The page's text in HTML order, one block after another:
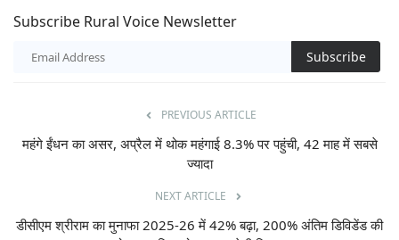
Subscribe Rural Voice Newsletter
Subscribe
PREVIOUS ARTICLE
महंगे ईंधन का असर, अप्रैल में थोक महंगाई 8.3% पर पहुंची, 42 माह में सबसे
ज्यादा
NEXT ARTICLE
डीसीएम श्रीराम का मुनाफा 2025-26 में 42% बढ़ा, 200% अंतिम डिविडेंड की